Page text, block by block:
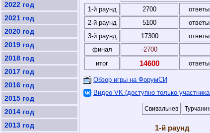
2022 год
2021 год
2020 год
2019 год
2018 год
2017 год
2016 год
2015 год
2014 год
2013 год
1-й раунд 2700
2-й раунд
5100
3-й раунд
17300
финал
-2700
итог
14600
Обзор игры на ФорумСИ
Видео VK (доступно только
Свивальнев
1-й раунд